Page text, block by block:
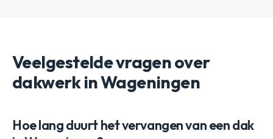
Veelgestelde vragen over
dakwerk in Wageningen
Hoe lang duurt het vervangen van een dak